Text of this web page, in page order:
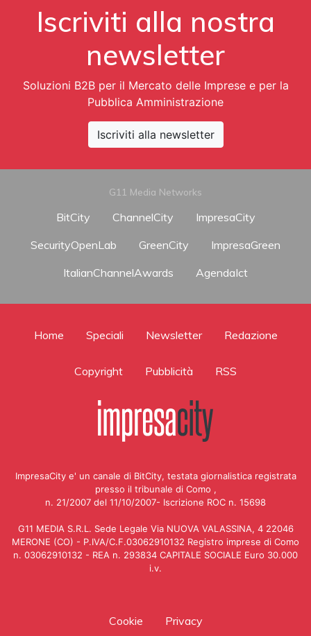
Iscriviti alla nostra
newsletter
Soluzioni B2B per il Mercato delle Imprese e per la
Pubblica Amministrazione
Iscriviti alla newsletter
G11 Media Networks
BitCity ChannelCity
ImpresaCity
SecurityOpenLab
GreenCity
ImpresaGreen
ItalianChannelAwards
AgendaIct
Home Speciali Newsletter Redazione
Copyright Pubblicità RSS
ImpresaCity e' un canale di BitCity, testata giornalistica registrata
presso il tribunale di Como ,
n. 21/2007 del 11/10/2007- Iscrizione ROC n. 15698
G11 MEDIA S.R.L. Sede Legale Via NUOVA VALASSINA, 4 22046
MERONE (CO) - P.IVA/C.F.03062910132 Registro imprese di Como
n. 03062910132 - REA n. 293834 CAPITALE SOCIALE Euro 30.000
i.v.
Cookie Privacy